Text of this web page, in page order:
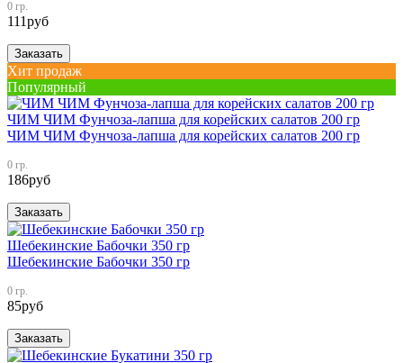
0 гр.
111руб
Заказать
Хит продаж
Популярный
ЧИМ ЧИМ Фунчоза-лапша для корейских салатов 200 гр
ЧИМ ЧИМ Фунчоза-лапша для корейских салатов 200 гр
0 гр.
186руб
Заказать
Шебекинские Бабочки 350 гр
Шебекинские Бабочки 350 гр
0 гр.
85руб
Заказать